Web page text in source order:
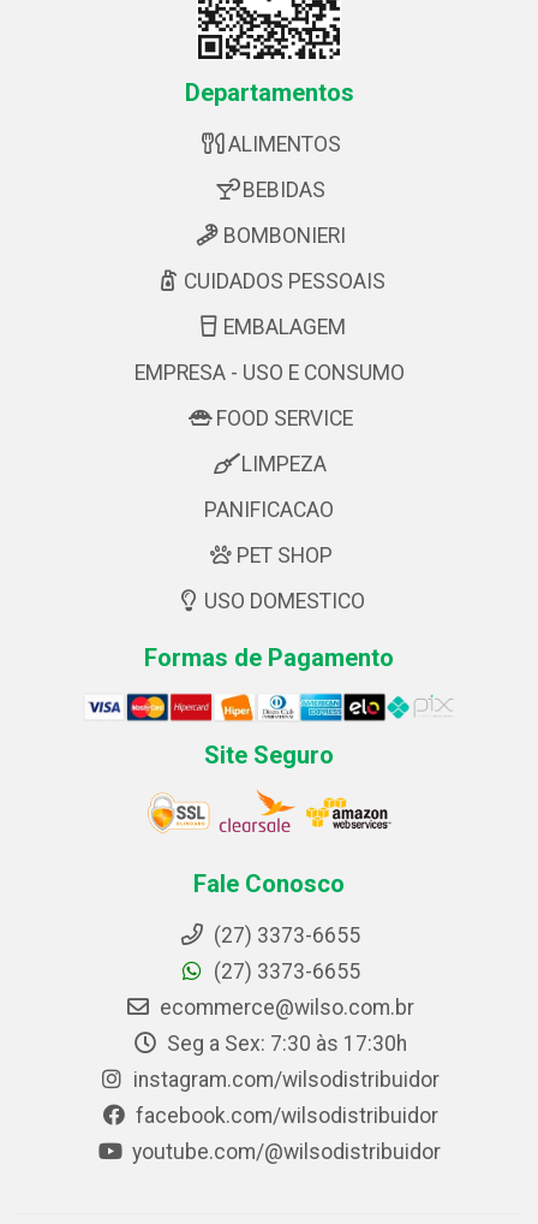
Departamentos
ALIMENTOS
BEBIDAS
BOMBONIERI
CUIDADOS PESSOAIS
EMBALAGEM
EMPRESA - USO E CONSUMO
FOOD SERVICE
LIMPEZA
PANIFICACAO
PET SHOP
USO DOMESTICO
Formas de Pagamento
Site Seguro
Fale Conosco
(27) 3373-6655
(27) 3373-6655
ecommerce@wilso.com.br
Seg a Sex: 7:30 às 17:30h
instagram.com/wilsodistribuidor
facebook.com/wilsodistribuidor
youtube.com/@wilsodistribuidor